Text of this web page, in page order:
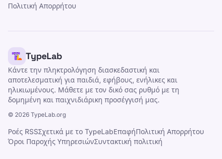
Πολιτική Απορρήτου
TypeLab
Κάντε την πληκτρολόγηση διασκεδαστική και
αποτελεσματική για παιδιά, εφήβους, ενήλικες και
ηλικιωμένους. Μάθετε με τον δικό σας ρυθμό με τη
δομημένη και παιχνιδιάρικη προσέγγισή μας.
© 2026 TypeLab.org
Ροές RSSΣχετικά με το TypeLabΕπαφήΠολιτική Απορρήτου
Όροι Παροχής ΥπηρεσιώνΣυντακτική πολιτική